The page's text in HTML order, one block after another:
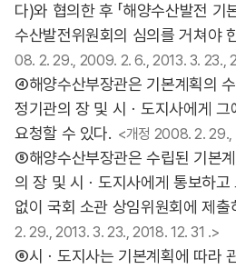
다)와 협의한 후 「해양수산발전 기
수산발전위원회의 심의를 거쳐야
08. 2. 29., 2009. 2. 6., 2013. 3. 23.,
④해양수산부장관은 기본계획의
정기관의 장 및 시ㆍ도지사에게
요청할 수 있다. <개정 2008. 2. 29.,
⑤해양수산부장관은 수립된 기본
의 장 및 시ㆍ도지사에게 통보하고
없이 국회 소관 상임위원회에 제출
2. 29., 2013. 3. 23., 2018. 12. 31 .>
⑥시ㆍ도지사는 기본계획에 따라